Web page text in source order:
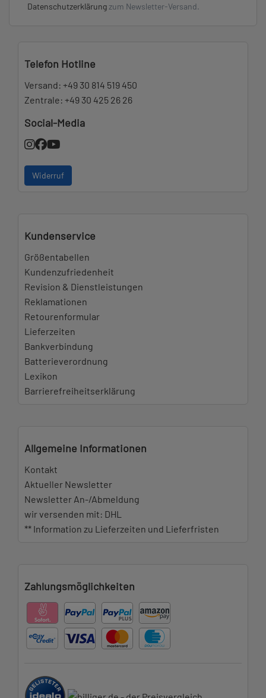
Datenschutzerklärung zum Newsletter-Versand.
Telefon Hotline
Versand: +49 30 814 519 450
Zentrale: +49 30 425 26 26
Social-Media
Widerruf
Kundenservice
Größentabellen
Kundenzufriedenheit
Revision & Dienstleistungen
Reklamationen
Retourenformular
Lieferzeiten
Bankverbindung
Batterieverordnung
Lexikon
Barrierefreiheitserklärung
Allgemeine Informationen
Kontakt
Aktueller Newsletter
Newsletter An-/Abmeldung
wir versenden mit: DHL
** Information zu Lieferzeiten und Lieferfristen
Zahlungsmöglichkeiten